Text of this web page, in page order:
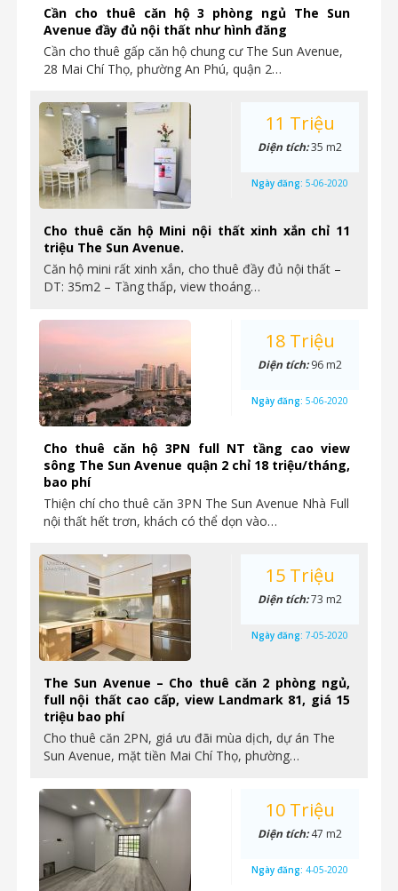
Cần cho thuê căn hộ 3 phòng ngủ The Sun
Avenue đầy đủ nội thất như hình đăng
Cần cho thuê gấp căn hộ chung cư The Sun Avenue,
28 Mai Chí Thọ, phường An Phú, quận 2…
Cho thuê căn hộ Mini nội thất xinh xắn chỉ 11
triệu The Sun Avenue.
Căn hộ mini rất xinh xắn, cho thuê đầy đủ nội thất –
DT: 35m2 – Tầng thấp, view thoáng…
11 Triệu
Diện tích:35 m2
Ngày đăng: 5-06-2020
Cho thuê căn hộ 3PN full NT tầng cao view
sông The Sun Avenue quận 2 chỉ 18 triệu/tháng,
bao phí
Thiện chí cho thuê căn 3PN The Sun Avenue Nhà Full
nội thất hết trơn, khách có thể dọn vào…
18 Triệu
Diện tích:96 m2
Ngày đăng: 5-06-2020
The Sun Avenue – Cho thuê căn 2 phòng ngủ,
full nội thất cao cấp, view Landmark 81, giá 15
triệu bao phí
Cho thuê căn 2PN, giá ưu đãi mùa dịch, dự án The
Sun Avenue, mặt tiền Mai Chí Thọ, phường…
15 Triệu
Diện tích:73 m2
Ngày đăng: 7-05-2020
10 Triệu
Diện tích:47 m2
Ngày đăng: 4-05-2020